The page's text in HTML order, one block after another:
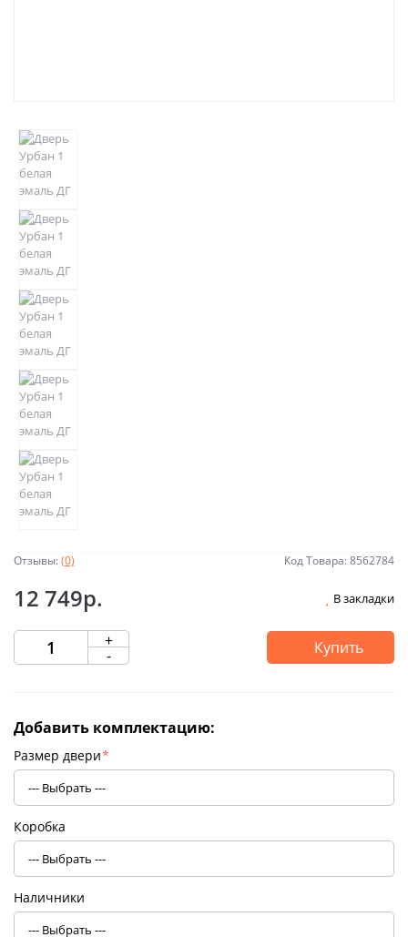
Отзывы:(0) Код Товара: 8562784
12 749р. В закладки
+
- Купить
Добавить комплектацию:
Размер двери*
Коробка
Наличники